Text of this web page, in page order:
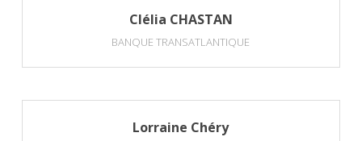
Clélia CHASTAN
BANQUE TRANSATLANTIQUE
Lorraine Chéry